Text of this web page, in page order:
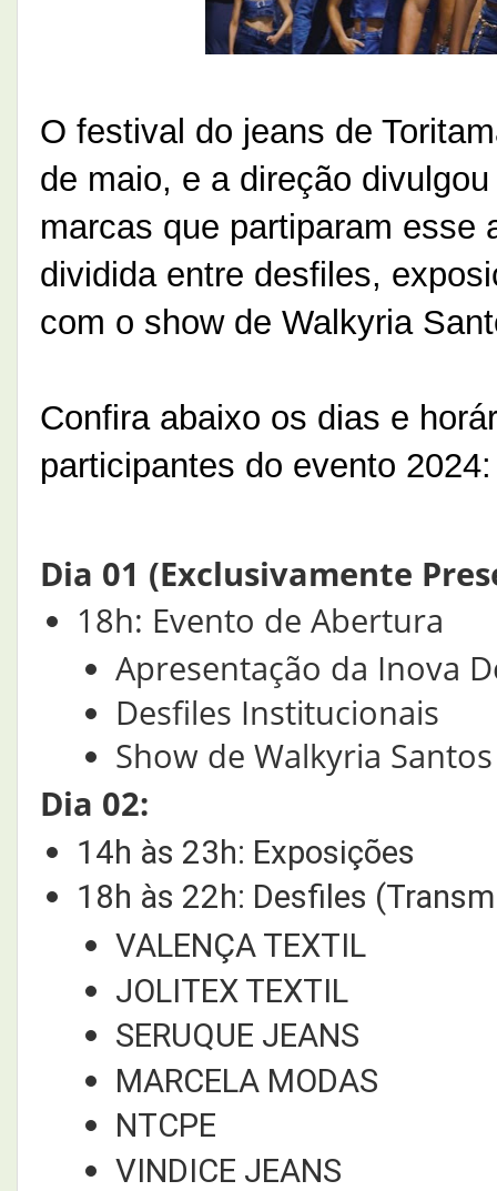
O festival do jeans de
de maio, e a direção
marcas que partiparam
dividida entre desfiles,
com o show de Walkyria
Confira abaixo os dias e
participantes do evento 2024:
Dia 01 (Exclusivamente
18h: Evento de Abertura
Apresentação da Inova
Desfiles Institucionais
Show de Walkyria Santos
Dia 02:
14h às 23h: Exposições
18h às 22h: Desfiles
VALENÇA TEXTIL
JOLITEX TEXTIL
SERUQUE JEANS
MARCELA MODAS
NTCPE
VINDICE JEANS